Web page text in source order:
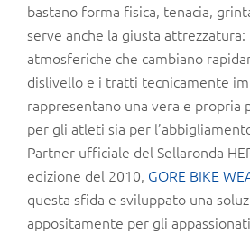
bastano forma fisica, tenacia,
serve anche la giusta
atmosferiche che cambiano
dislivello e i tratti tecnicamente
rappresentano una vera e propria
per gli atleti sia per
Partner ufficiale del Sellaronda
edizione del 2010, GORE BIKE
questa sfida e sviluppato una
appositamente per gli